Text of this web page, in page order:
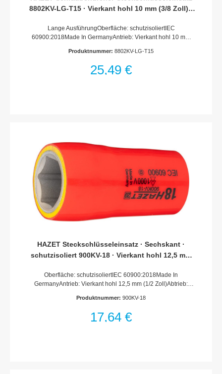
8802KV-LG-T15 · Vierkant hohl 10 mm (3/8 Zoll) ·
Lange AusführungOberfläche: schutzisoliertIEC
60900:2018Made In GermanyAntrieb: Vierkant hohl 10 mm
T15Abmessungen / Länge: 187 mmLänge l1: 153
Produktnummer: 8802KV-LG-T15
25,49 €
HAZET Steckschlüsseleinsatz · Sechskant ·
schutzisoliert 900KV-18 · Vierkant hohl 12,5 mm
mm
Oberfläche: schutzisoliertIEC 60900:2018Made In
GermanyAntrieb: Vierkant hohl 12,5 mm (1/2 Zoll)Abtrieb:
mmAbmessungen / Länge: 54 mmDurchmesser d1 (am
mmSchutzisolierung bis 1000VFür Handbetätigung
Produktnummer: 900KV-18
17,64 €